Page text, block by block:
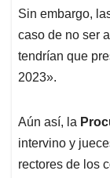
Sin embargo,
caso de no ser
tendrían que
2023».
Aún así, la
intervino y
rectores de los